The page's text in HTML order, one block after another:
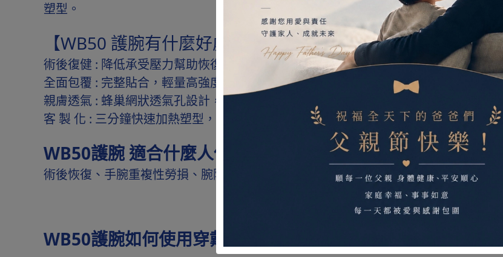
塑型。
【WB50 護腕有什麼好處?】
術後復健 : 降低承受壓力幫助恢復手腕健康
全面包覆 : 完整貼合，輕量高強度穩定保護支撐
親膚透氣 : 蜂巢網狀透氣孔設計，親膚透氣無異味
客 製 化 : 三分鐘快速加熱塑型，依需求重覆軟化調整
WB50護腕 適合什麼人使用?
術後恢復、手腕重複性勞損、腕隧道症候群、腕關節炎
WB50護腕如何使用穿戴